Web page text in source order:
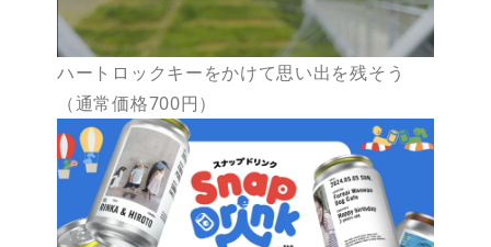
ハートロックキーをかけて思い出を残そう
（通常価格700円）